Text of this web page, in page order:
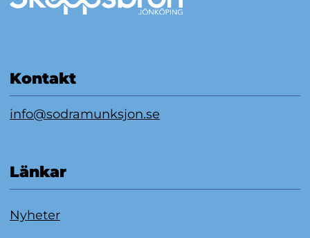
Kontakt
info@sodramunksjon.se
Länkar
Nyheter